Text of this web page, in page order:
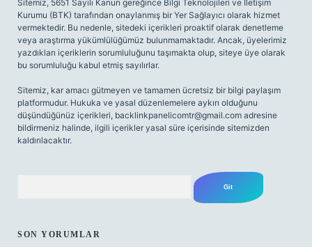
Sitemiz, 5651 Sayılı Kanun gereğince Bilgi Teknolojileri ve İletişim
Kurumu (BTK) tarafından onaylanmış bir Yer Sağlayıcı olarak hizmet
vermektedir. Bu nedenle, sitedeki içerikleri proaktif olarak denetleme
veya araştırma yükümlülüğümüz bulunmamaktadır. Ancak, üyelerimiz
yazdıkları içeriklerin sorumluluğunu taşımakta olup, siteye üye olarak
bu sorumluluğu kabul etmiş sayılırlar.
Sitemiz, kar amacı gütmeyen ve tamamen ücretsiz bir bilgi paylaşım
platformudur. Hukuka ve yasal düzenlemelere aykırı olduğunu
düşündüğünüz içerikleri, backlinkpanelicomtr@gmail.com adresine
bildirmeniz halinde, ilgili içerikler yasal süre içerisinde sitemizden
kaldırılacaktır.
SON YORUMLAR